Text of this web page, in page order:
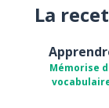
La
Mémorise